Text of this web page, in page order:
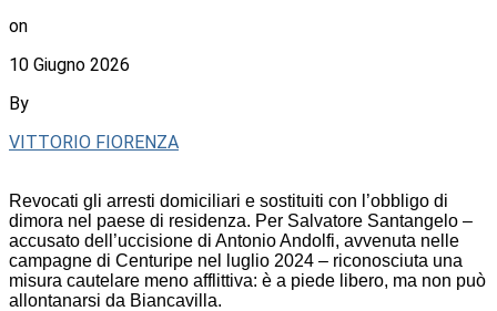
on
10 Giugno 2026
By
VITTORIO FIORENZA
Revocati gli arresti domiciliari e sostituiti con l’obbligo di
dimora nel paese di residenza. Per Salvatore Santangelo –
accusato dell’uccisione di Antonio Andolfi, avvenuta nelle
campagne di Centuripe nel luglio 2024 – riconosciuta una
misura cautelare meno afflittiva: è a piede libero, ma non può
allontanarsi da Biancavilla.